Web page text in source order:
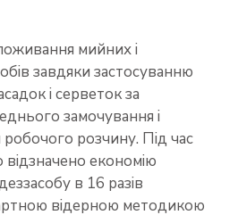
мийних і
завдяки застосуванню
і серветок за
замочування і
розчину. Під час
економію
в 16 разів
відерною методикою